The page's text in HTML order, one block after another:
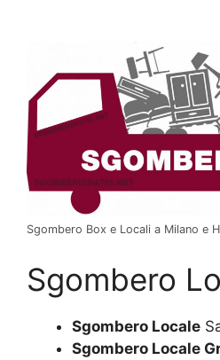
Sgombero Box e Locali a Milano e
Sgombero
Sgombero Locale
Sgombero Locale